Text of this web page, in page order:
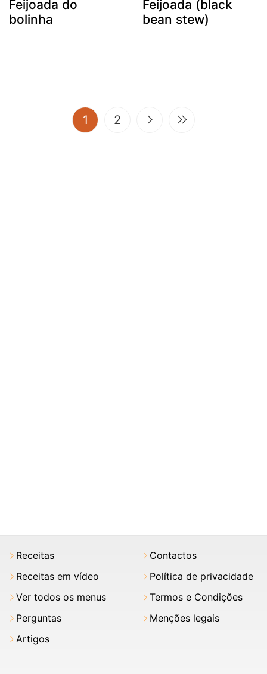
Feijoada do
bolinha
Feijoada (black
bean stew)
1 (current)
2
Receitas
Receitas em vídeo
Ver todos os menus
Perguntas
Artigos
Contactos
Política de privacidade
Termos e Condições
Menções legais